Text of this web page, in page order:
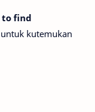
to find
kutemukan